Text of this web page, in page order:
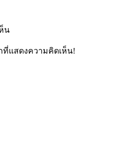
น
ที่แสดงความคิดเห็น!